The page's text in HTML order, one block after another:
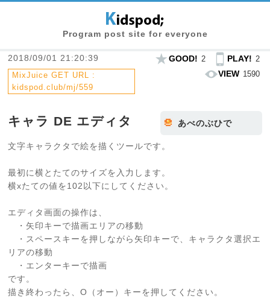
Program post site for everyone
2018/09/01 21:20:39
MixJuice GET URL :
kidspod.club/mj/559
GOOD! 2 PLAY! 2
VIEW 1590
あべのぶひで
キャラ DE エディタ
文字キャラクタで絵を描くツールです。
最初に横とたてのサイズを入力します。
横xたての値を102以下にしてください。
エディタ画面の操作は、
・矢印キーで描画エリアの移動
・スペースキーを押しながら矢印キーで、キャラクタ選択エ
リアの移動
・エンターキーで描画
です。
描き終わったら、O（オー）キーを押してください。